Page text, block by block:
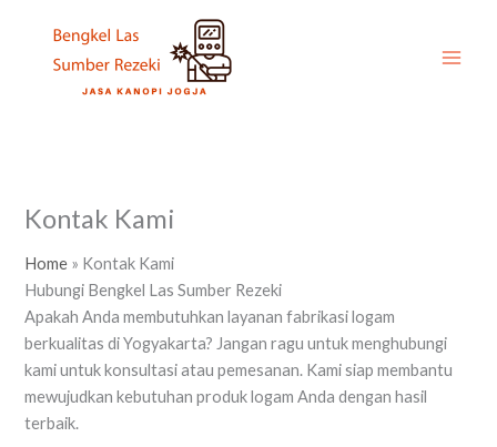
content
Kontak Kami
Home » Kontak Kami
Hubungi Bengkel Las Sumber Rezeki
Apakah Anda membutuhkan layanan fabrikasi logam
berkualitas di Yogyakarta? Jangan ragu untuk menghubungi
kami untuk konsultasi atau pemesanan. Kami siap membantu
mewujudkan kebutuhan produk logam Anda dengan hasil
terbaik.